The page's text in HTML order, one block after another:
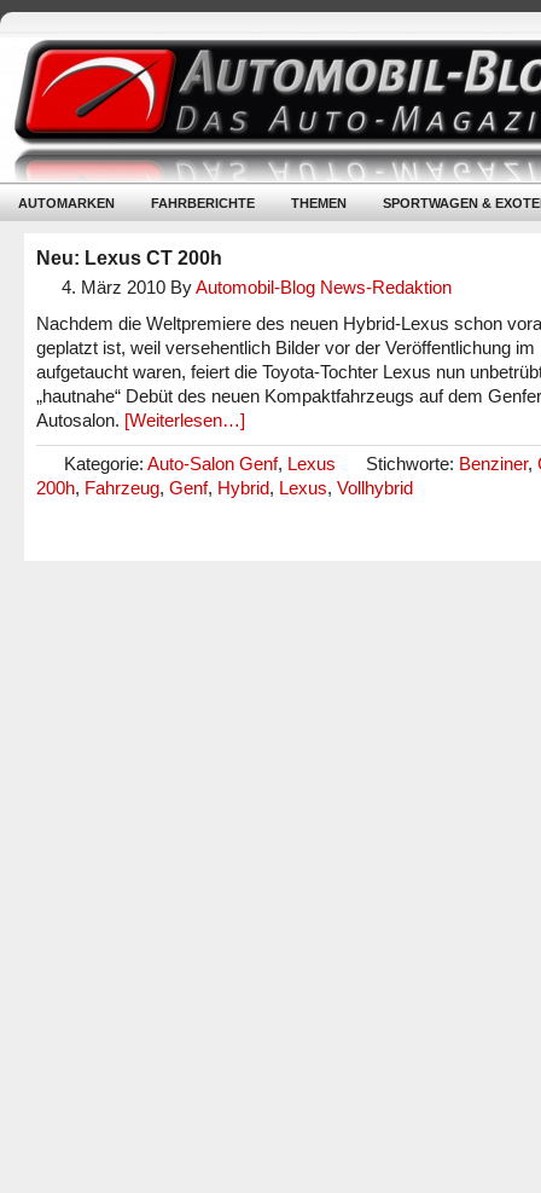
AUTOMARKEN FAHRBERICHTE THEMEN SPORTWAGEN &
Neu: Lexus CT 200h
4. März 2010 ByAutomobil-Blog News-Redaktion
Nachdem die Weltpremiere des neuen Hybrid-Lexus schon
geplatzt ist, weil versehentlich Bilder vor der Veröffentlichung im
aufgetaucht waren, feiert die Toyota-Tochter Lexus nun
„hautnahe“ Debüt des neuen Kompaktfahrzeugs auf dem Genfer
Autosalon. [Weiterlesen…]
Kategorie: Auto-Salon Genf, Lexus Stichworte: Benziner,
200h, Fahrzeug, Genf, Hybrid, Lexus, Vollhybrid